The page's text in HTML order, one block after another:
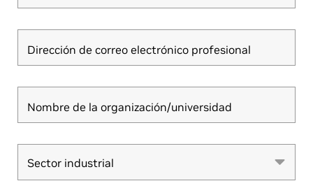
Dirección de correo electrónico profesional
Nombre de la organización/universidad
Sector industrial
Sector industrial